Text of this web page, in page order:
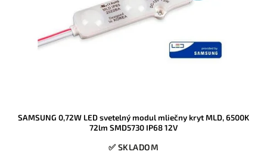
SAMSUNG 0,72W LED svetelný modul mliečny kryt MLD, 6500K
72lm SMD5730 IP68 12V
✅ SKLADOM